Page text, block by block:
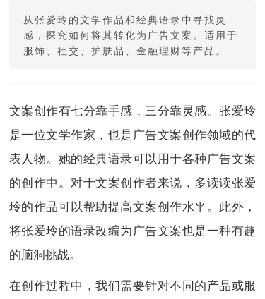
从张爱玲的文学作品和经典语录中寻找灵
感，探究如何将其转化为广告文案。适用于
服饰、社交、护肤品、金融理财等产品。
文案创作有七分靠手感，三分靠灵感。张爱玲
是一位文学作家，也是广告文案创作领域的代
表人物。她的经典语录可以用于各种广告文案
的创作中。对于文案创作者来说，多读读张爱
玲的作品可以帮助提高文案创作水平。此外，
将张爱玲的语录改编为广告文案也是一种有趣
的脑洞挑战。
在创作过程中，我们需要针对不同的产品或服